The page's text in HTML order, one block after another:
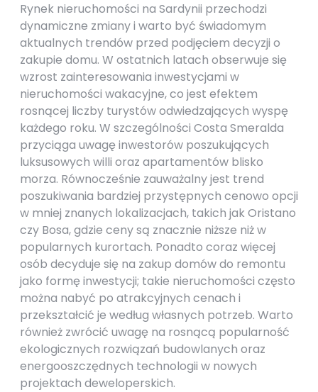
Rynek nieruchomości na Sardynii przechodzi
dynamiczne zmiany i warto być świadomym
aktualnych trendów przed podjęciem decyzji o
zakupie domu. W ostatnich latach obserwuje się
wzrost zainteresowania inwestycjami w
nieruchomości wakacyjne, co jest efektem
rosnącej liczby turystów odwiedzających wyspę
każdego roku. W szczególności Costa Smeralda
przyciąga uwagę inwestorów poszukujących
luksusowych willi oraz apartamentów blisko
morza. Równocześnie zauważalny jest trend
poszukiwania bardziej przystępnych cenowo opcji
w mniej znanych lokalizacjach, takich jak Oristano
czy Bosa, gdzie ceny są znacznie niższe niż w
popularnych kurortach. Ponadto coraz więcej
osób decyduje się na zakup domów do remontu
jako formę inwestycji; takie nieruchomości często
można nabyć po atrakcyjnych cenach i
przekształcić je według własnych potrzeb. Warto
również zwrócić uwagę na rosnącą popularność
ekologicznych rozwiązań budowlanych oraz
energooszczędnych technologii w nowych
projektach deweloperskich.